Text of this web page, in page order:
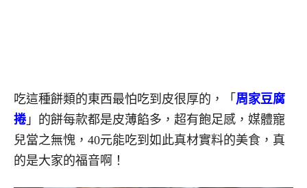
吃這種餅類的東西最怕吃到皮很厚的，「 周家豆腐
捲」的餅每款都是皮薄餡多，超有飽足感，媒體寵
兒當之無愧，40元能吃到如此真材實料的美食，真
的是大家的福音啊！